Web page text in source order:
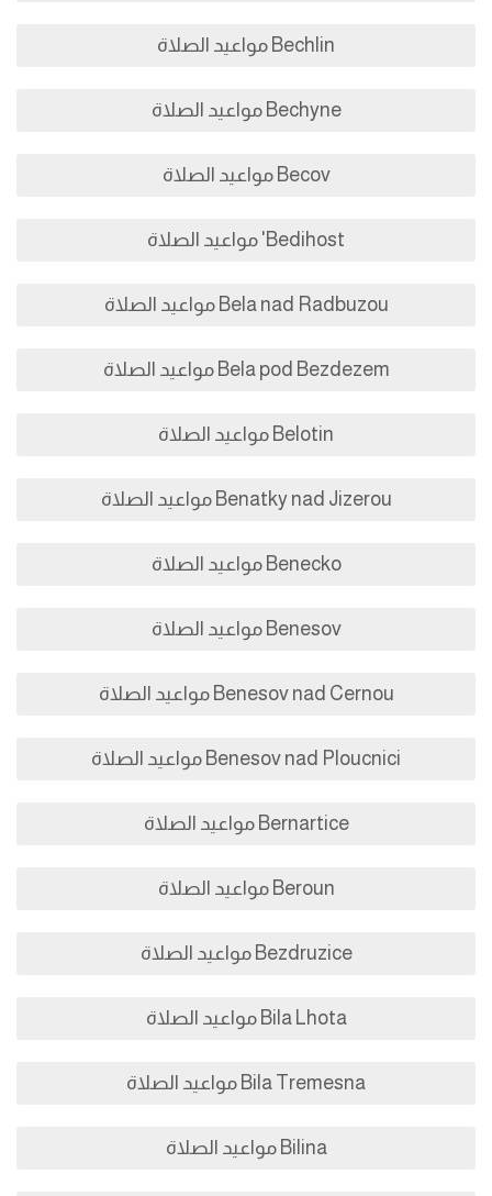
Bechlin مواعيد الصلاة
Bechyne مواعيد الصلاة
Becov مواعيد الصلاة
Bedihost' مواعيد الصلاة
Bela nad Radbuzou مواعيد الصلاة
Bela pod Bezdezem مواعيد الصلاة
Belotin مواعيد الصلاة
Benatky nad Jizerou مواعيد الصلاة
Benecko مواعيد الصلاة
Benesov مواعيد الصلاة
Benesov nad Cernou مواعيد الصلاة
Benesov nad Ploucnici مواعيد الصلاة
Bernartice مواعيد الصلاة
Beroun مواعيد الصلاة
Bezdruzice مواعيد الصلاة
Bila Lhota مواعيد الصلاة
Bila Tremesna مواعيد الصلاة
Bilina مواعيد الصلاة